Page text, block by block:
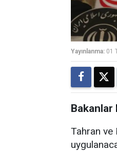
Yayınlanma: 01
Bakanlar
Tahran ve